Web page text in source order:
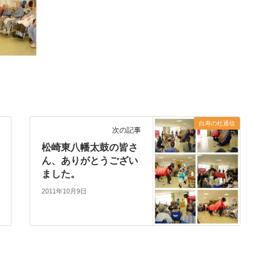
白寿の杜通信
次の記事
松崎東八幡太鼓の皆さ
ん、ありがとうござい
ました。
2011年10月9日